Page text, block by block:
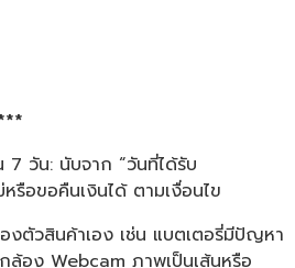
วัน: นับจาก “วันที่ได้รับ
รือขอคืนเงินได้ ตามเงื่อนไข
ตัวสินค้าเอง เช่น แบตเตอรี่มีปัญหา
ล้อง Webcam ภาพเป็นเส้นหรือ